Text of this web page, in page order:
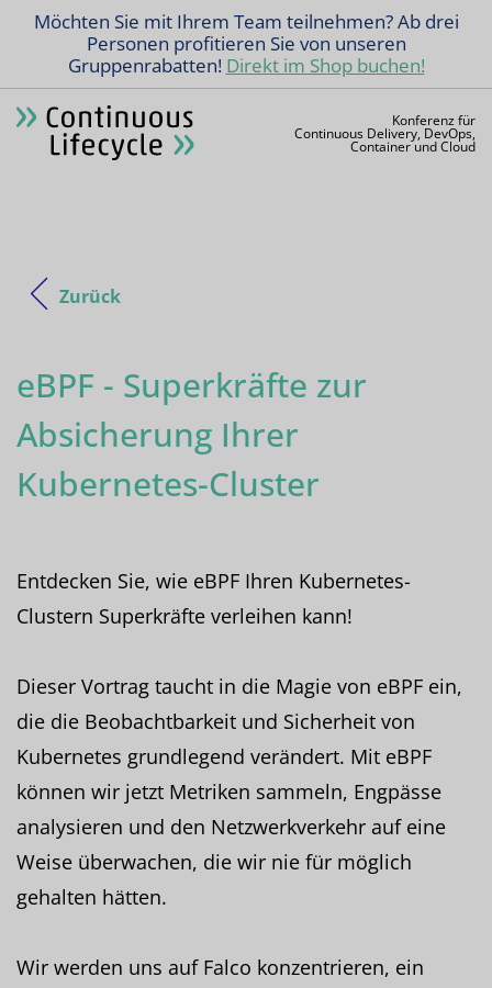
Möchten Sie mit Ihrem Team teilnehmen? Ab drei
Personen profitieren Sie von unseren
Gruppenrabatten! Direkt im Shop buchen!
Konferenz für
Continuous Delivery, DevOps,
Container und Cloud
Zurück
eBPF - Superkräfte zur
Absicherung Ihrer
Kubernetes-Cluster
Entdecken Sie, wie eBPF Ihren Kubernetes-
Clustern Superkräfte verleihen kann!
Dieser Vortrag taucht in die Magie von eBPF ein,
die die Beobachtbarkeit und Sicherheit von
Kubernetes grundlegend verändert. Mit eBPF
können wir jetzt Metriken sammeln, Engpässe
analysieren und den Netzwerkverkehr auf eine
Weise überwachen, die wir nie für möglich
gehalten hätten.
Wir werden uns auf Falco konzentrieren, ein